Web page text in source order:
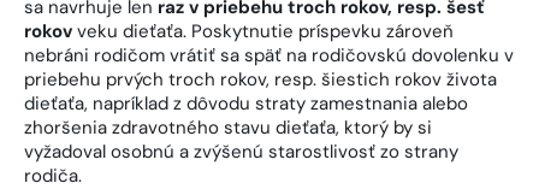
sa navrhuje len raz v priebehu troch rokov, resp. šesť
rokov veku dieťaťa. Poskytnutie príspevku zároveň
nebráni rodičom vrátiť sa späť na rodičovskú dovolenku v
priebehu prvých troch rokov, resp. šiestich rokov života
dieťaťa, napríklad z dôvodu straty zamestnania alebo
zhoršenia zdravotného stavu dieťaťa, ktorý by si
vyžadoval osobnú a zvýšenú starostlivosť zo strany
rodiča.